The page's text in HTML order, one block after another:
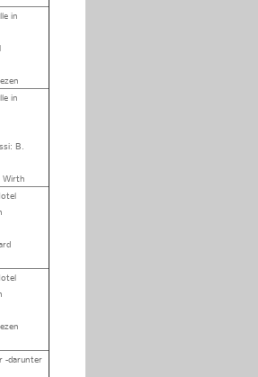
in
in
B.
Wirth
-darunter